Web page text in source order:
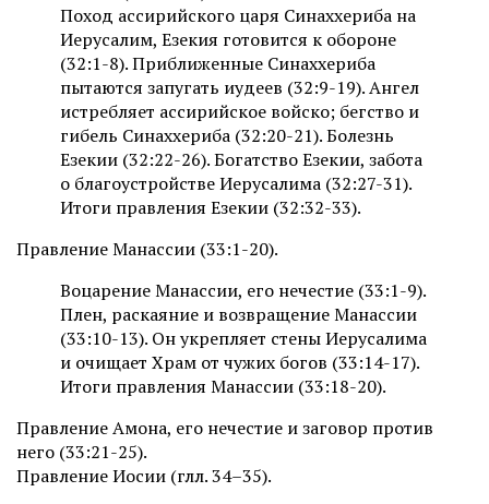
Поход ассирийского царя Синаххериба на
Иерусалим, Езекия готовится к обороне
(32:1-8). Приближенные Синаххериба
пытаются запугать иудеев (32:9-19). Ангел
истребляет ассирийское войско; бегство и
гибель Синаххериба (32:20-21). Болезнь
Езекии (32:22-26). Богатство Езекии, забота
о благоустройстве Иерусалима (32:27-31).
Итоги правления Езекии (32:32-33).
Правление Манассии (33:1-20).
Воцарение Манассии, его нечестие (33:1-9).
Плен, раскаяние и возвращение Манассии
(33:10-13). Он укрепляет стены Иерусалима
и очищает Храм от чужих богов (33:14-17).
Итоги правления Манассии (33:18-20).
Правление Амона, его нечестие и заговор против
него (33:21-25).
Правление Иосии (глл. 34–35).